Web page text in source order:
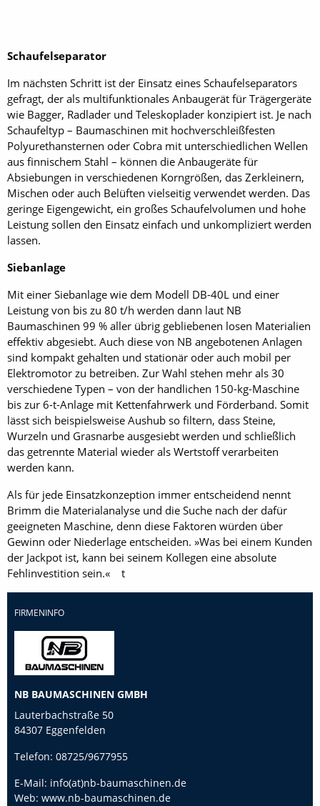
Schaufelseparator
Im nächsten Schritt ist der Einsatz eines Schaufelseparators
gefragt, der als multifunktionales Anbaugerät für Trägergeräte
wie Bagger, Radlader und Teleskoplader konzipiert ist. Je nach
Schaufeltyp – Baumaschinen mit hochverschleißfesten
Polyurethansternen oder Cobra mit unterschiedlichen Wellen
aus finnischem Stahl – können die Anbaugeräte für
Absiebungen in verschiedenen Korngrößen, das Zerkleinern,
Mischen oder auch Belüften vielseitig verwendet werden. Das
geringe Eigengewicht, ein großes Schaufelvolumen und hohe
Leistung sollen den Einsatz einfach und unkompliziert werden
lassen.
Siebanlage
Mit einer Siebanlage wie dem Modell DB-40L und einer
Leistung von bis zu 80 t/h werden dann laut NB
Baumaschinen 99 % aller übrig gebliebenen losen Materialien
effektiv abgesiebt. Auch diese von NB angebotenen Anlagen
sind kompakt gehalten und stationär oder auch mobil per
Elektromotor zu betreiben. Zur Wahl stehen mehr als 30
verschiedene Typen – von der handlichen 150-kg-Maschine
bis zur 6-t-Anlage mit Kettenfahrwerk und Förderband. Somit
lässt sich beispielsweise Aushub so filtern, dass Steine,
Wurzeln und Grasnarbe ausgesiebt werden und schließlich
das getrennte Material wieder als Wertstoff verarbeiten
werden kann.
Als für jede Einsatzkonzeption immer entscheidend nennt
Brimm die Materialanalyse und die Suche nach der dafür
geeigneten Maschine, denn diese Faktoren würden über
Gewinn oder Niederlage entscheiden. »Was bei einem Kunden
der Jackpot ist, kann bei seinem Kollegen eine absolute
Fehlinvestition sein.« t
FIRMENINFO
NB BAUMASCHINEN GMBH
Lauterbachstraße 50
84307 Eggenfelden
Telefon: 08725/9677955
E-Mail: info(at)nb-baumaschinen.de
Web: www.nb-baumaschinen.de